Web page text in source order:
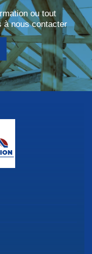
ou tout
à nous contacter